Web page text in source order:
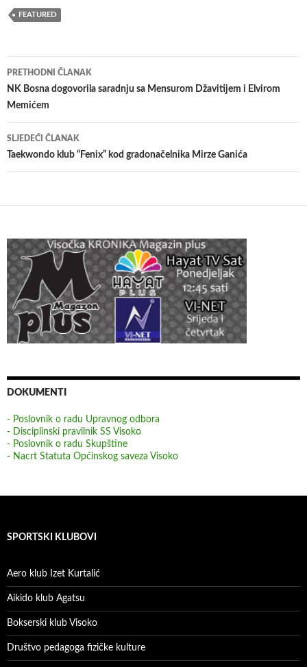
FEATURED
Navigacija
članaka
PRETHODNI ČLANAK
NK Bosna dogovorila saradnju sa Mensurom Džavitijem i Elvirom
Memićem
SLJEDEĆI ČLANAK
Taekwondo klub “Fenix” kod gradonačelnika Mirze Ganića
DOKUMENTI
- Poslovnik o radu Upravnog odbora
- Disciplinski pravilnik SS Visoko
- Poslovnik o radu Skupštine
- Nacrt Statuta Općinskog saveza Visoko
SPORTSKI KLUBOVI
Aero klub Izet Kurtalić
Aikido klub Agatsu
Bokserski klub Visoko
Društvo pedagoga fizičke kulture